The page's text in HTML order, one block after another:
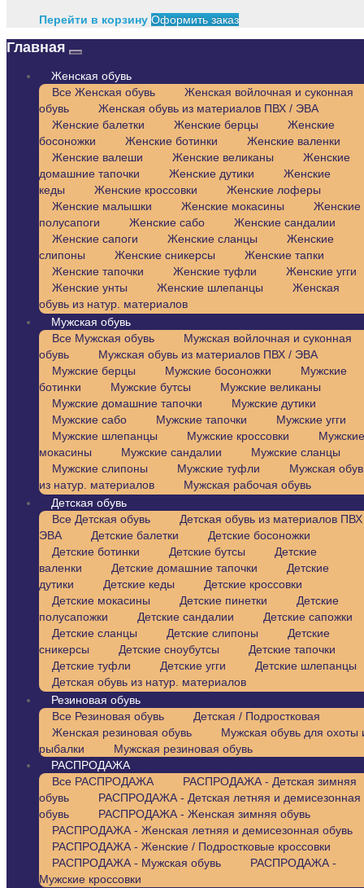
Перейти в корзину Оформить заказ
Главная
Женская обувь
Все Женская обувь
Женская войлочная и суконная
обувь
Женская обувь из материалов ПВХ / ЭВА
Женские балетки
Женские берцы
Женские
босоножки
Женские ботинки
Женские валенки
Женские валеши
Женские великаны
Женские
домашние тапочки
Женские дутики
Женские
кеды
Женские кроссовки
Женские лоферы
Женские малышки
Женские мокасины
Женские
полусапоги
Женские сабо
Женские сандалии
Женские сапоги
Женские сланцы
Женские
слипоны
Женские сникерсы
Женские тапки
Женские тапочки
Женские туфли
Женские угги
Женские унты
Женские шлепанцы
Женская
обувь из натур. материалов
Мужская обувь
Все Мужская обувь
Мужская войлочная и суконная
обувь
Мужская обувь из материалов ПВХ / ЭВА
Мужские берцы
Мужские босоножки
Мужские
ботинки
Мужские бутсы
Мужские великаны
Мужские домашние тапочки
Мужские дутики
Мужские сабо
Мужские тапочки
Мужские угги
Мужские шлепанцы
Мужские кроссовки
Мужские
мокасины
Мужские сандалии
Мужские сланцы
Мужские слипоны
Мужские туфли
Мужская
из натур. материалов
Мужская рабочая обувь
Детская обувь
Все Детская обувь
Детская обувь из материалов
ЭВА
Детские балетки
Детские босоножки
Детские ботинки
Детские бутсы
Детские
валенки
Детские домашние тапочки
Детские
дутики
Детские кеды
Детские кроссовки
Детские мокасины
Детские пинетки
Детские
полусапожки
Детские сандалии
Детские сапожки
Детские сланцы
Детские слипоны
Детские
сникерсы
Детские сноубутсы
Детские тапочки
Детские туфли
Детские угги
Детские шлепанцы
Детская обувь из натур. материалов
Резиновая обувь
Все Резиновая обувь
Детская / Подростковая
Женская резиновая обувь
Мужская обувь для охоты
рыбалки
Мужская резиновая обувь
РАСПРОДАЖА
Все РАСПРОДАЖА
РАСПРОДАЖА - Детская зимняя
обувь
РАСПРОДАЖА - Детская летняя и демисезонная
обувь
РАСПРОДАЖА - Женская зимняя обувь
РАСПРОДАЖА - Женская летняя и демисезонная обувь
РАСПРОДАЖА - Женские / Подростковые кроссовки
РАСПРОДАЖА - Мужская обувь
РАСПРОДАЖА -
Мужские кроссовки